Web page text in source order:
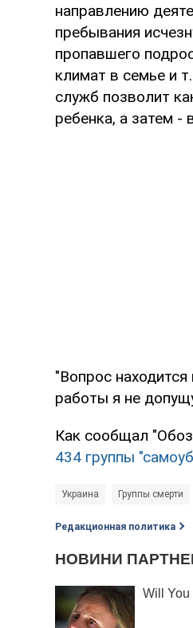
направлению
пребывания
пропавшего
климат в семье и
служб позволит
ребенка, а затем -
"Вопрос
работы я не
Как сообщал
434 группы
Украина Группы смерти
Редакционная политика